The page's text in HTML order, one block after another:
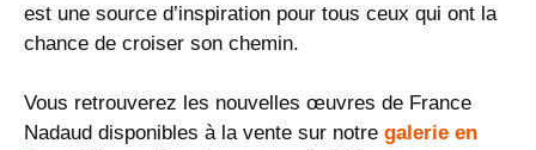
est une source d’inspiration pour tous ceux qui ont la
chance de croiser son chemin.
Vous retrouverez les nouvelles œuvres de France
Nadaud disponibles à la vente sur notre galerie en